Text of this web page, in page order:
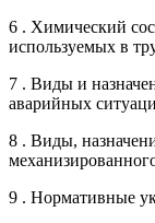
6 . Химический
используемых в
7 . Виды и
аварийных
8 . Виды,
9 . Нормативные